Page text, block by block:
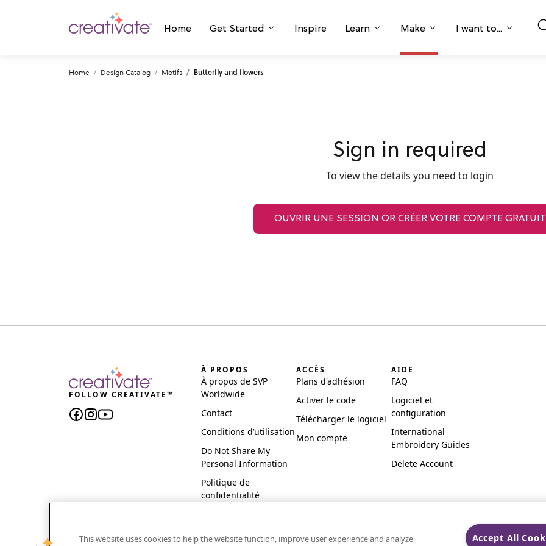
Home Get Started Inspire Learn Make I want to...
Home Design Catalog Motifs Butterfly and flowers
Sign in required
To view the details you need to login
OUVRIR UNE SESSION OR CRÉER VOTRE COMPTE GRATUIT
FOLLOW CREATIVATE™
À PROPOS
À propos de SVP
Worldwide
Contact
Conditions d’utilisation
Do Not Share My
Personal Information
Politique de
confidentialité
ACCÈS
Plans d'adhésion
Activer le code
Télécharger le logiciel
Mon compte
AIDE
FAQ
Logiciel et
configuration
International
Embroidery Guides
Delete Account
This website uses cookies to help the website function, improve user experience and analyze
Accept All